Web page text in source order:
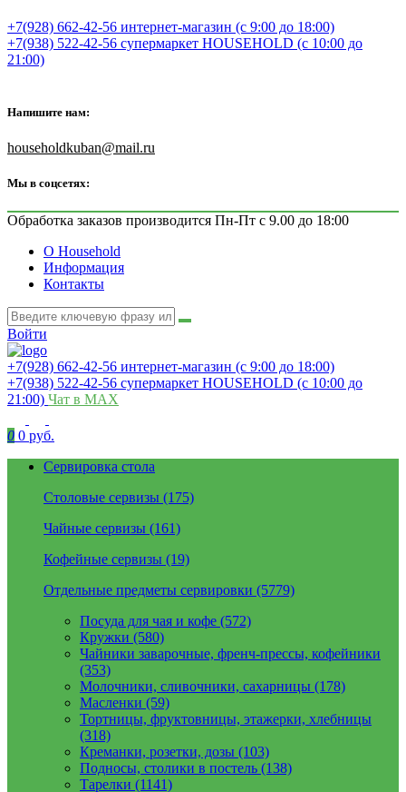
+7(928) 662-42-56 интернет-магазин (с 9:00 до 18:00)
+7(938) 522-42-56 супермаркет HOUSEHOLD (с 10:00 до
21:00)
Напишите нам:
householdkuban@mail.ru
Мы в соцсетях:
Обработка заказов производится Пн-Пт с 9.00 до 18:00
О Household
Информация
Контакты
Войти
+7(928) 662-42-56 интернет-магазин (с 9:00 до 18:00)
+7(938) 522-42-56 супермаркет HOUSEHOLD (с 10:00 до
21:00) Чат в MAX
0 0 руб.
Сервировка стола
Столовые сервизы (175)
Чайные сервизы (161)
Кофейные сервизы (19)
Отдельные предметы сервировки (5779)
Посуда для чая и кофе (572)
Кружки (580)
Чайники заварочные, френч-прессы, кофейники
(353)
Молочники, сливочники, сахарницы (178)
Масленки (59)
Тортницы, фруктовницы, этажерки, хлебницы
(318)
Креманки, розетки, дозы (103)
Подносы, столики в постель (138)
Тарелки (1141)